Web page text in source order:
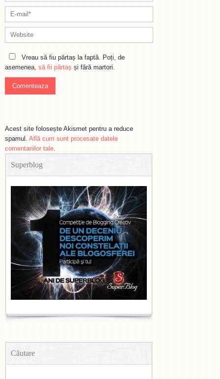
Vreau să fiu părtaș la faptă. Poți, de
asemenea, să fii părtaș și fără martori.
Acest site folosește Akismet pentru a reduce
spamul. Află cum sunt procesate datele
comentariilor tale.
Superblog
Căutare